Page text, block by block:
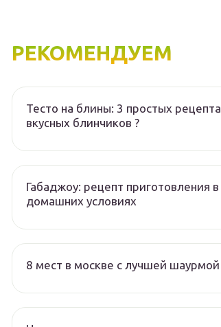
РЕКОМЕНДУЕМ
Тесто на блины: 3 простых рецепта
вкусных блинчиков ?
Габаджоу: рецепт приготовления в
домашних условиях
8 мест в москве с лучшей шаурмой